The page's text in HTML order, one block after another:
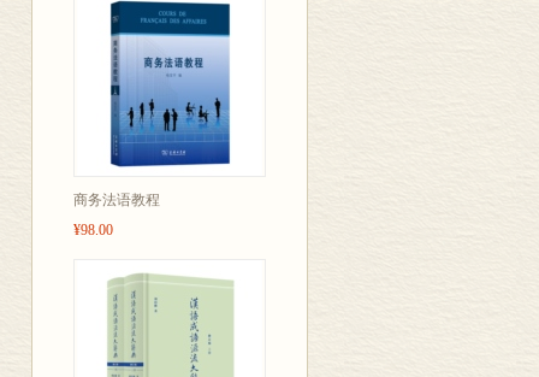
商务法语教程
¥98.00